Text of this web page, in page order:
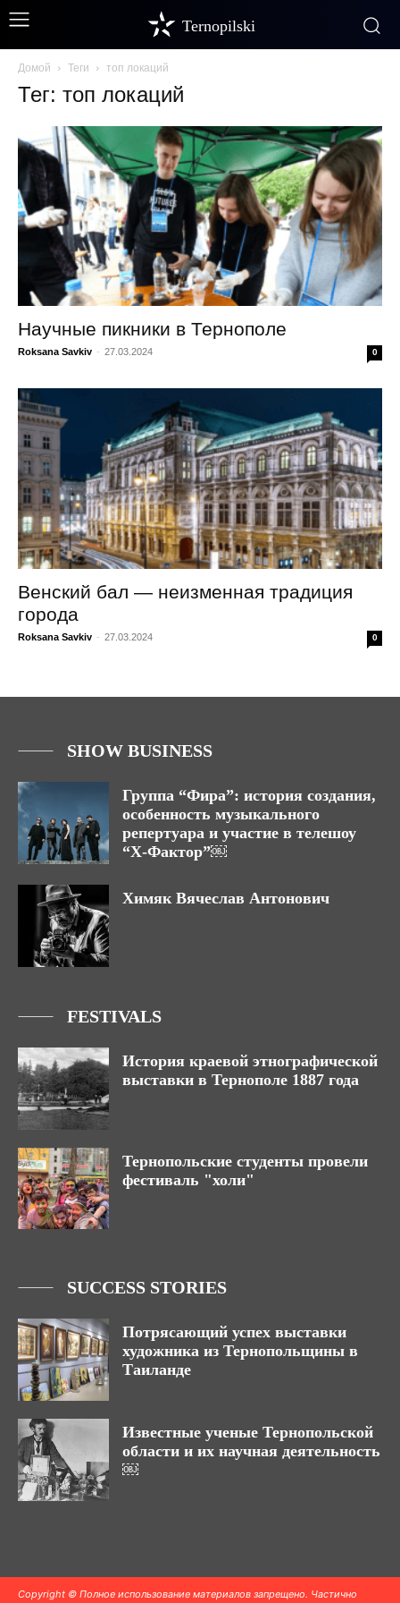
Ternopilski
Домой Теги топ локаций
Тег: топ локаций
Научные пикники в Тернополе
Roksana Savkiv - 27.03.2024 0
Венский бал — неизменная традиция
города
Roksana Savkiv - 27.03.2024 0
SHOW BUSINESS
Группа “Фира”: история создания,
особенность музыкального
репертуара и участие в телешоу
“X-Фактор”￼
Химяк Вячеслав Антонович
FESTIVALS
История краевой этнографической
выставки в Тернополе 1887 года
Тернопольские студенты провeли
фестиваль "холи"
SUCCESS STORIES
Потрясающий успех выставки
художника из Тернопольщины в
Таиланде
Известные ученые Тернопольской
области и их научная деятельность
￼
Copyright © Полное использование материалов запрещено. Частично